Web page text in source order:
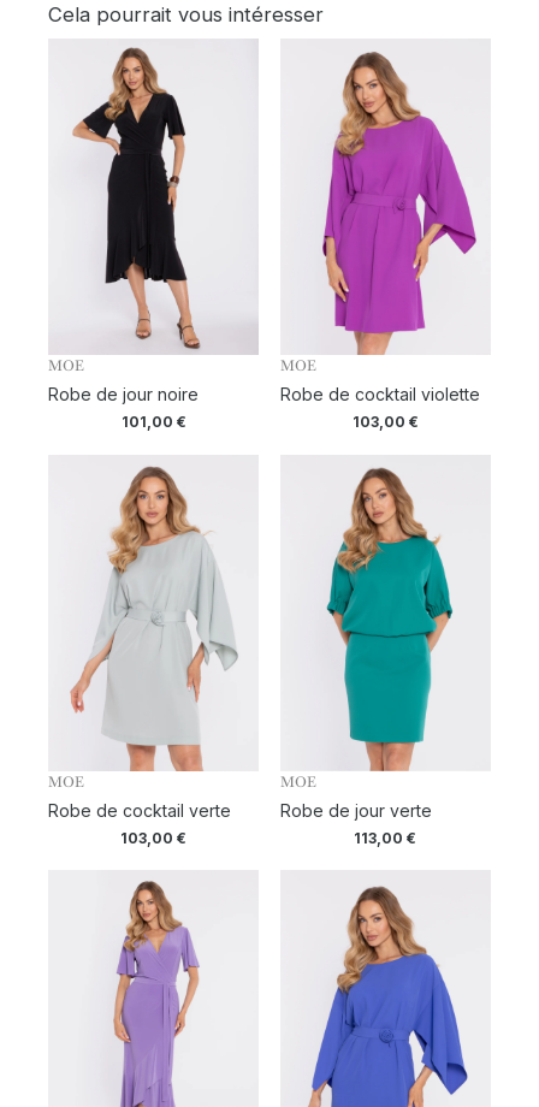
Cela pourrait vous intéresser
MOE
Robe de jour noire
101,00 €
MOE
Robe de cocktail violette
103,00 €
MOE
Robe de cocktail verte
103,00€
MOE
Robe de jour verte
113,00€